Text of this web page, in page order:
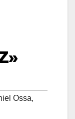
Ossa,